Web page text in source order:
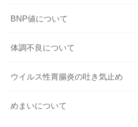
BNP値について
体調不良について
ウイルス性胃腸炎の吐き気止め
めまいについて